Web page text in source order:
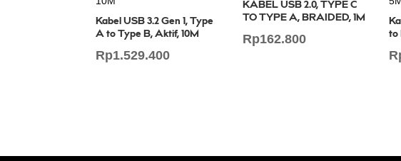
Kabel USB 3.2 Gen 1, Type
A to Type B, Aktif, 10M
Rp1.529.400
KABEL USB 2.0, TYPE C
TO TYPE A, BRAIDED, 1M
Rp162.800
to